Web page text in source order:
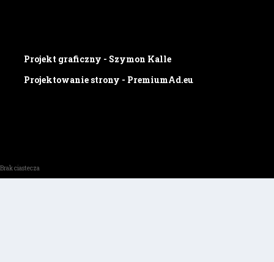
Projekt graficzny - Szymon Kalle
Projektowanie strony - PremiumAd.eu
Brak ciastecza